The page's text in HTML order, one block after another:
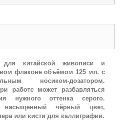
китайской живописи и
флаконе объёмом 125 мл. с
носиком-дозатором.
работе может разбавляться
нужного оттенка серого.
насыщенный чёрный цвет,
или кисти для каллиграфии.